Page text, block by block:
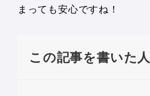
まっても安心ですね！
この記事を書いた人